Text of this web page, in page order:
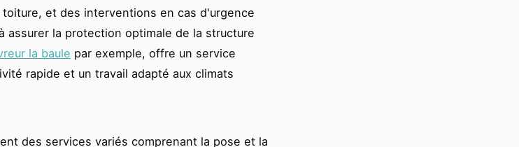
et des interventions en cas d'urgence
assurer la protection optimale de la structure
la baule par exemple, offre un service
rapide et un travail adapté aux climats
des services variés comprenant la pose et la